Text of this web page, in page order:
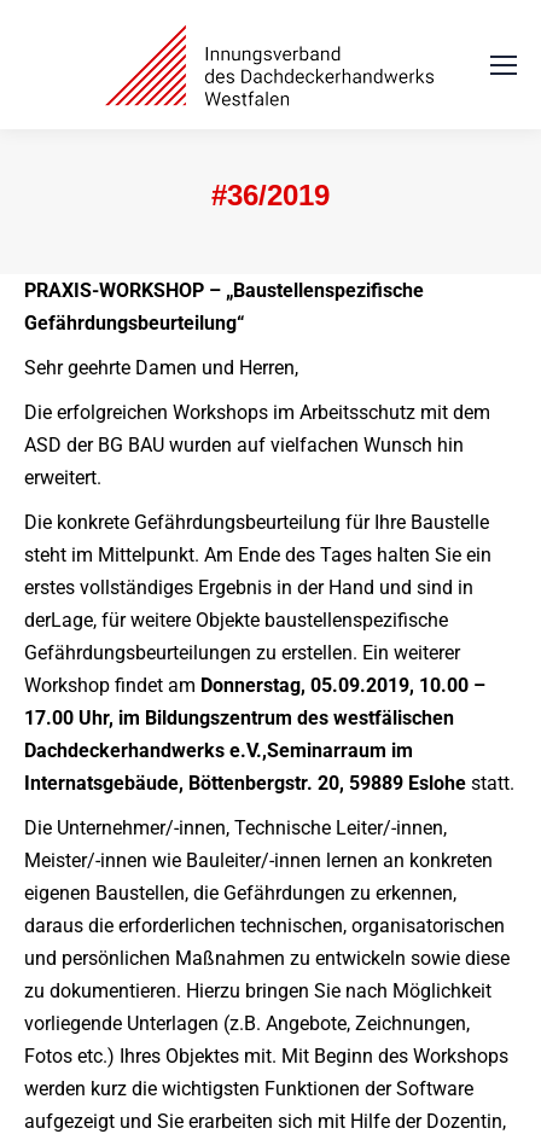
#36/2019
PRAXIS-WORKSHOP – „Baustellenspezifische
Gefährdungsbeurteilung“
Sehr geehrte Damen und Herren,
Die erfolgreichen Workshops im Arbeitsschutz mit dem
ASD der BG BAU wurden auf vielfachen Wunsch hin
erweitert.
Die konkrete Gefährdungsbeurteilung für Ihre Baustelle
steht im Mittelpunkt. Am Ende des Tages halten Sie ein
erstes vollständiges Ergebnis in der Hand und sind in
derLage, für weitere Objekte baustellenspezifische
Gefährdungsbeurteilungen zu erstellen. Ein weiterer
Workshop findet am Donnerstag, 05.09.2019, 10.00 –
17.00 Uhr, im Bildungszentrum des westfälischen
Dachdeckerhandwerks e.V.,Seminarraum im
Internatsgebäude, Böttenbergstr. 20, 59889 Eslohe statt.
Die Unternehmer/-innen, Technische Leiter/-innen,
Meister/-innen wie Bauleiter/-innen lernen an konkreten
eigenen Baustellen, die Gefährdungen zu erkennen,
daraus die erforderlichen technischen, organisatorischen
und persönlichen Maßnahmen zu entwickeln sowie diese
zu dokumentieren. Hierzu bringen Sie nach Möglichkeit
vorliegende Unterlagen (z.B. Angebote, Zeichnungen,
Fotos etc.) Ihres Objektes mit. Mit Beginn des Workshops
werden kurz die wichtigsten Funktionen der Software
aufgezeigt und Sie erarbeiten sich mit Hilfe der Dozentin,